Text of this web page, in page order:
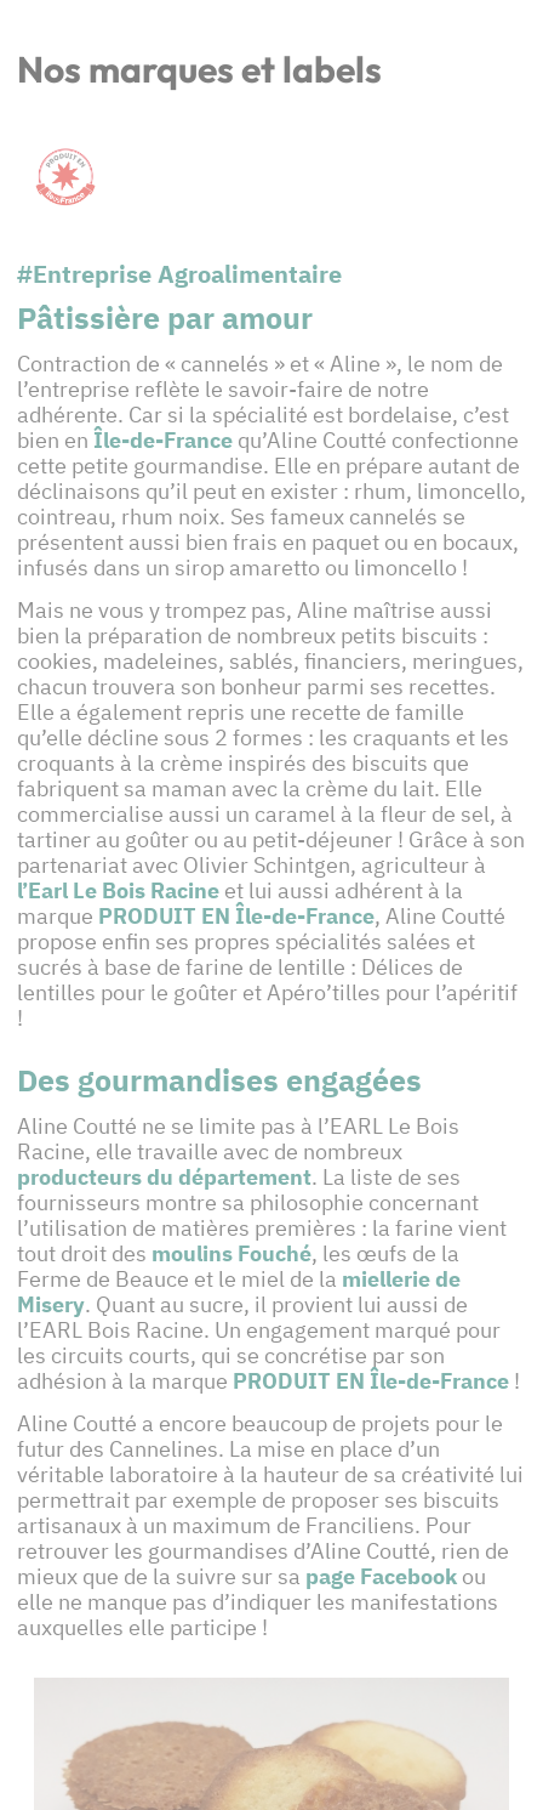
Nos marques et labels
#Entreprise Agroalimentaire
Pâtissière par amour
Contraction de « cannelés » et « Aline », le nom de
l’entreprise reflète le savoir-faire de notre
adhérente. Car si la spécialité est bordelaise, c’est
bien en Île-de-France qu’Aline Coutté confectionne
cette petite gourmandise. Elle en prépare autant de
déclinaisons qu’il peut en exister : rhum, limoncello,
cointreau, rhum noix. Ses fameux cannelés se
présentent aussi bien frais en paquet ou en bocaux,
infusés dans un sirop amaretto ou limoncello !
Mais ne vous y trompez pas, Aline maîtrise aussi
bien la préparation de nombreux petits biscuits :
cookies, madeleines, sablés, financiers, meringues,
chacun trouvera son bonheur parmi ses recettes.
Elle a également repris une recette de famille
qu’elle décline sous 2 formes : les craquants et les
croquants à la crème inspirés des biscuits que
fabriquent sa maman avec la crème du lait. Elle
commercialise aussi un caramel à la fleur de sel, à
tartiner au goûter ou au petit-déjeuner ! Grâce à son
partenariat avec Olivier Schintgen, agriculteur à
l’Earl Le Bois Racine et lui aussi adhérent à la
marque PRODUIT EN Île-de-France, Aline Coutté
propose enfin ses propres spécialités salées et
sucrés à base de farine de lentille : Délices de
lentilles pour le goûter et Apéro’tilles pour l’apéritif
!
Des gourmandises engagées
Aline Coutté ne se limite pas à l’EARL Le Bois
Racine, elle travaille avec de nombreux
producteurs du département. La liste de ses
fournisseurs montre sa philosophie concernant
l’utilisation de matières premières : la farine vient
tout droit des moulins Fouché, les œufs de la
Ferme de Beauce et le miel de la miellerie de
Misery. Quant au sucre, il provient lui aussi de
l’EARL Bois Racine. Un engagement marqué pour
les circuits courts, qui se concrétise par son
adhésion à la marque PRODUIT EN Île-de-France !
Aline Coutté a encore beaucoup de projets pour le
futur des Cannelines. La mise en place d’un
véritable laboratoire à la hauteur de sa créativité lui
permettrait par exemple de proposer ses biscuits
artisanaux à un maximum de Franciliens. Pour
retrouver les gourmandises d’Aline Coutté, rien de
mieux que de la suivre sur sa page Facebook ou
elle ne manque pas d’indiquer les manifestations
auxquelles elle participe !